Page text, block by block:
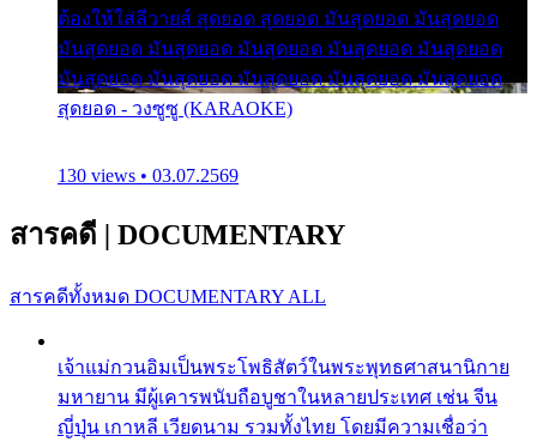
ต้องให้ใส่ลีวายส์ สุดยอด สุดยอด มันสุดยอด มันสุดยอด
มันสุดยอด มันสุดยอด มันสุดยอด มันสุดยอด มันสุดยอด
มันสุดยอด มันสุดยอด มันสุดยอด มันสุดยอด มันสุดยอด
สุดยอด - วงซูซู (KARAOKE)
130 views • 03.07.2569
สารคดี | DOCUMENTARY
สารคดีทั้งหมด DOCUMENTARY ALL
เจ้าแม่กวนอิมเป็นพระโพธิสัตว์ในพระพุทธศาสนานิกาย
มหายาน มีผู้เคารพนับถือบูชาในหลายประเทศ เช่น จีน
ญี่ปุ่น เกาหลี เวียดนาม รวมทั้งไทย โดยมีความเชื่อว่า